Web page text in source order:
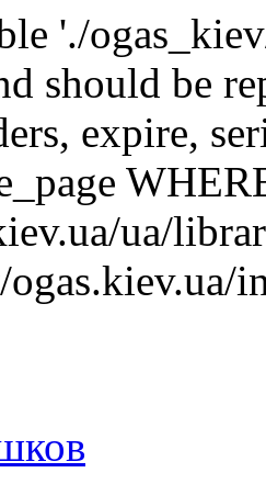
'./
should be
expire,
ua/